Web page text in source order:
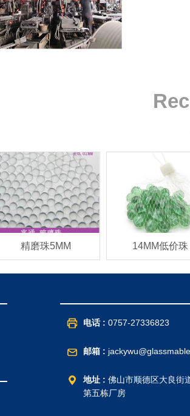
精磨珠5MM 14MM低价珠
电话 : 0757-27336823
邮箱 :
地址 : 佛山市顺德区大良街
第五栋厂房